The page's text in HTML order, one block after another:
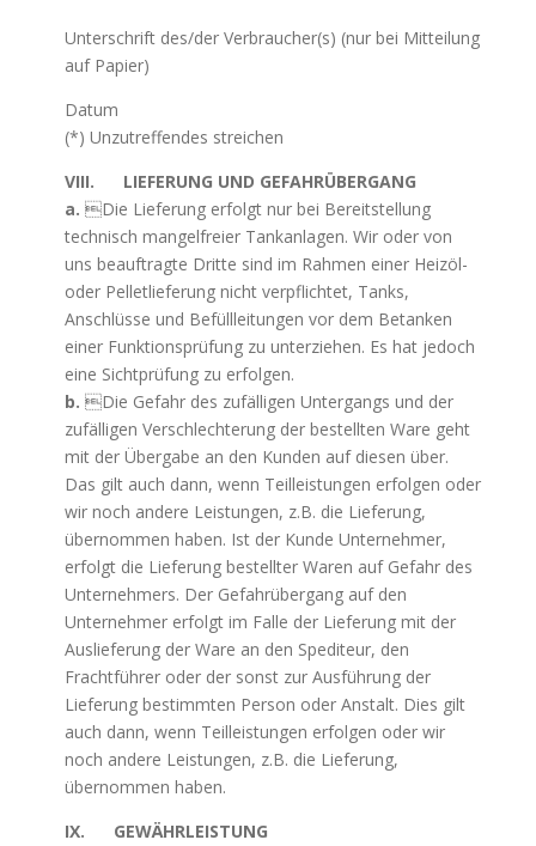
Unterschrift des/der Verbraucher(s) (nur bei Mitteilung
auf Papier)
Datum
(*) Unzutreffendes streichen
VIII. LIEFERUNG UND GEFAHRÜBERGANG
a. Die Lieferung erfolgt nur bei Bereitstellung
technisch mangelfreier Tankanlagen. Wir oder von
uns beauftragte Dritte sind im Rahmen einer Heizöl-
oder Pelletlieferung nicht verpflichtet, Tanks,
Anschlüsse und Befüllleitungen vor dem Betanken
einer Funktionsprüfung zu unterziehen. Es hat jedoch
eine Sichtprüfung zu erfolgen.
b. Die Gefahr des zufälligen Untergangs und der
zufälligen Verschlechterung der bestellten Ware geht
mit der Übergabe an den Kunden auf diesen über.
Das gilt auch dann, wenn Teilleistungen erfolgen oder
wir noch andere Leistungen, z.B. die Lieferung,
übernommen haben. Ist der Kunde Unternehmer,
erfolgt die Lieferung bestellter Waren auf Gefahr des
Unternehmers. Der Gefahrübergang auf den
Unternehmer erfolgt im Falle der Lieferung mit der
Auslieferung der Ware an den Spediteur, den
Frachtführer oder der sonst zur Ausführung der
Lieferung bestimmten Person oder Anstalt. Dies gilt
auch dann, wenn Teilleistungen erfolgen oder wir
noch andere Leistungen, z.B. die Lieferung,
übernommen haben.
IX. GEWÄHRLEISTUNG